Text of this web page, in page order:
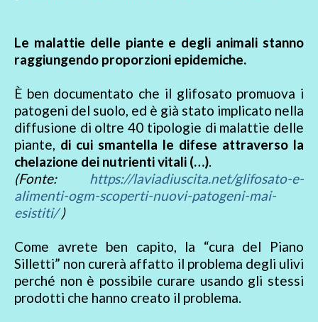
Le malattie delle piante e degli animali stanno
raggiungendo proporzioni epidemiche.
È ben documentato che il glifosato promuova i
patogeni del suolo, ed è già stato implicato nella
diffusione di oltre 40 tipologie di malattie delle
piante, di cui smantella le difese attraverso la
chelazione dei nutrienti vitali (…).
(Fonte: https://laviadiuscita.net/glifosato-e-
alimenti-ogm-scoperti-nuovi-patogeni-mai-
esistiti/)
Come avrete ben capito, la “cura del Piano
Silletti” non curerà affatto il problema degli ulivi
perché non è possibile curare usando gli stessi
prodotti che hanno creato il problema.